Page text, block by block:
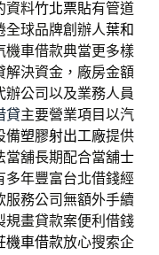
資料竹北票貼有管道
全球品牌創辦人葉和
機車借款典當更多樣
解決資金，廠房金額
辦公司以及業務人員
貸主要營業項目以汽
備塑膠射出工廠提供
當舖長期配合當舖士
多年豐富台北借錢經
務公司無額外手續
規畫貸款案便利借錢
機車借款放心搜索企